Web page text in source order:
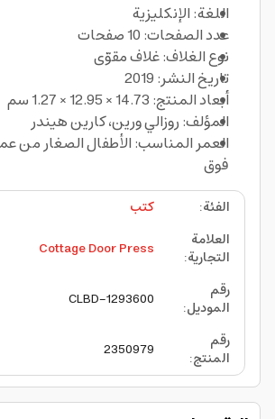
اللغة: الإنكليزية
عدد الصفحات: 10 صفحات
نوع الغلاف: غلاف مقوّى
تاريخ النشر: 2019
أبعاد المنتج: 14.73 × 12.95 × 1.27 سم
المؤلف: روزالي ورين، كارين هيندر
العمر المناسب: الأطفال الصغار من
فوق
الفئة:
كتب
العلامة
التجارية:
Cottage Door Press
رقم
الموديل:
CLBD-1293600
رقم
المنتج:
2350979